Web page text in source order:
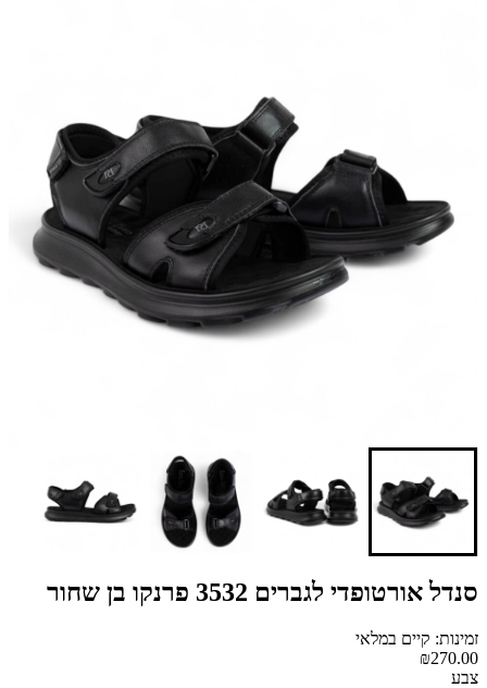
סנדל אורטופדי לגברים 3532 פרנקו בן שחור
זמינות: קיים במלאי
₪270.00
צבע